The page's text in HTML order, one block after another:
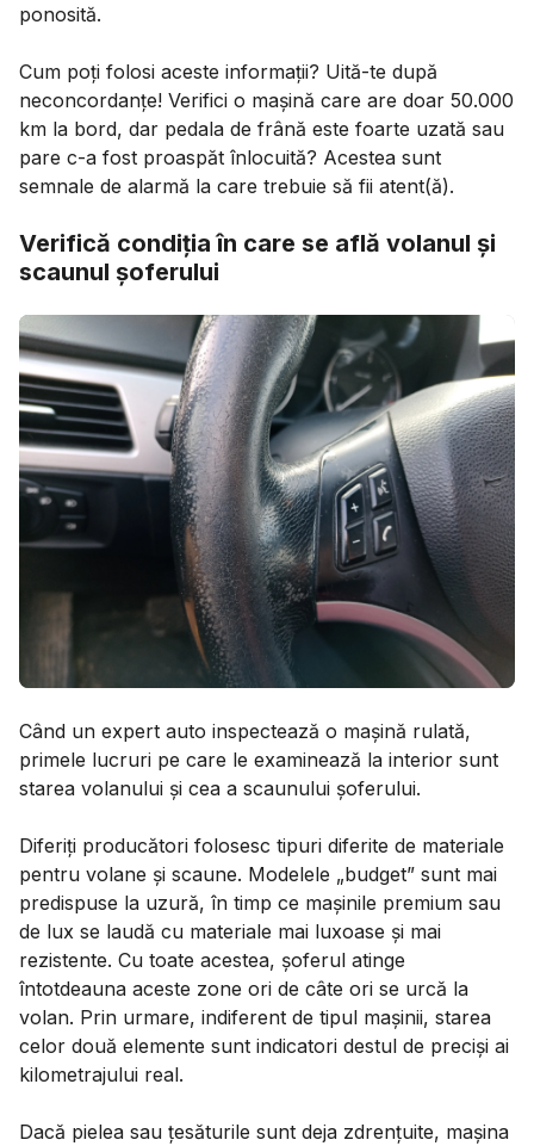
ponosită.
Cum poți folosi aceste informații? Uită-te după
neconcordanțe! Verifici o mașină care are doar 50.000
km la bord, dar pedala de frână este foarte uzată sau
pare c-a fost proaspăt înlocuită? Acestea sunt
semnale de alarmă la care trebuie să fii atent(ă).
Verifică condiția în care se află volanul și
scaunul șoferului
Când un expert auto inspectează o mașină rulată,
primele lucruri pe care le examinează la interior sunt
starea volanului și cea a scaunului șoferului.
Diferiți producători folosesc tipuri diferite de materiale
pentru volane și scaune. Modelele „budget” sunt mai
predispuse la uzură, în timp ce mașinile premium sau
de lux se laudă cu materiale mai luxoase și mai
rezistente. Cu toate acestea, șoferul atinge
întotdeauna aceste zone ori de câte ori se urcă la
volan. Prin urmare, indiferent de tipul mașinii, starea
celor două elemente sunt indicatori destul de preciși ai
kilometrajului real.
Dacă pielea sau țesăturile sunt deja zdrențuite, mașina